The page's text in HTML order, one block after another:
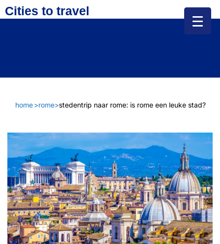
Cities to travel
home>rome>stedentrip naar rome: is rome een leuke stad?